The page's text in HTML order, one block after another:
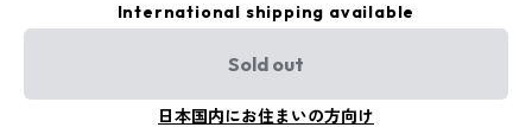
International shipping available
Sold out
日本国内にお住まいの方向け